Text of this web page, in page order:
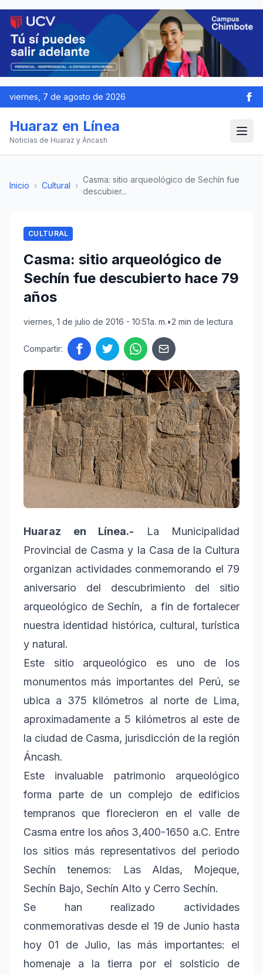
viernes, 7 de agosto de 2026
Huaraz en Línea
Noticias de Huaraz y Áncash
Inicio › Cultural ›
Casma: sitio arqueológico de Sechín fue
descubier...
CULTURAL
Casma: sitio arqueológico de
Sechín fue descubierto hace 79
años
viernes, 1 de julio de 2016 - 10:51a. m.•2 min de lectura
Compartir:
Huaraz en Línea.- La Municipalidad
Provincial de Casma y la Casa de la Cultura
organizan actividades conmemorando el 79
aniversario del descubrimiento del sitio
arqueológico de Sechín, a fin de fortalecer
nuestra identidad histórica, cultural, turística
y natural.
Este sitio arqueológico es uno de los
monumentos más importantes del Perú, se
ubica a 375 kilómetros al norte de Lima,
aproximadamente a 5 kilómetros al este de
la ciudad de Casma, jurisdicción de la región
Áncash.
Este invaluable patrimonio arqueológico
forma parte de un complejo de edificios
tempranos que florecieron en el valle de
Casma entre los años 3,400-1650 a.C. Entre
los sitios más representativos del periodo
Sechín tenemos: Las Aldas, Mojeque,
Sechín Bajo, Sechín Alto y Cerro Sechín.
Se han realizado actividades
conmemorativas desde el 19 de Junio hasta
hoy 01 de Julio, las más importantes: el
homenaje a la tierra por el solsticio de